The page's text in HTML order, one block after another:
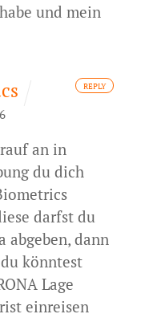
und mein
an in
du dich
darfst du
abgeben, dann
könntest
Lage
einreisen
REPLY